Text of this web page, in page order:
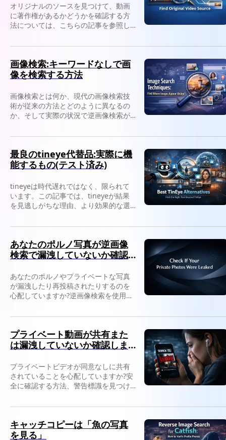
オリジナルのソースを見つけて、動画
に著作権があるかどうかを確認する方
法については、こちらの記事を参照し
作成者を特定し、安全に許可を取得し
画像検索:キーワードなしで画
像を検索する方法
画像検索とは何か、現代の画像検索技
術が従来の方法とどのように異なるの
か、そして実際の状況で逆画像検索が
最良のtineye代替品:実際に機
能するもの(テスト済み)
tineyeは時代遅れではなく、限られて
います。この記事では、tineyeが結果
を見逃しがちな理由、より効果的な選
説明します。
あなたのポルノ写真が逆画像
検索で漏洩していないか確認
あなたのポルノやプライベートな写真
が漏洩したり再投稿されたりするのを
心配していますか?逆画像検索を使用し
所を追跡する方法については、こちら
プライベート動画が共有また
は漏洩していないか確認しま
プライベートビデオが同意なしに共有
されていることを心配していますか?安
全に確認する方法、警告標識を見つけ
る場合の対処方法については、こちら
キャッチコピーは「魚の写真
を見る」